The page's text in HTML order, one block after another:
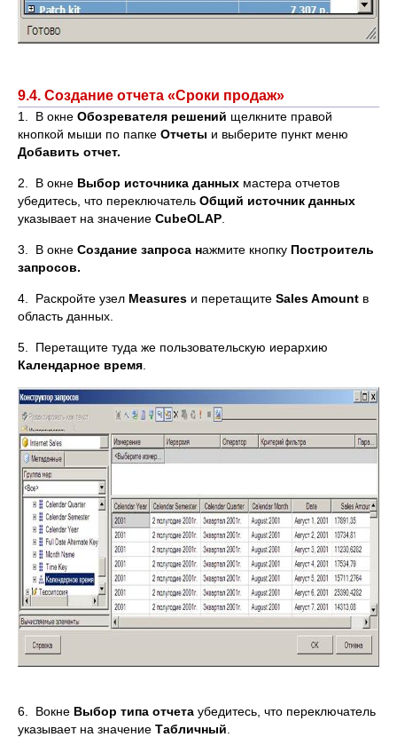
9.4. Создание отчета «Сроки продаж»
1. В окне Обозревателя решений щелкните правой
кнопкой мыши по папке Отчеты и выберите пункт меню
Добавить отчет.
2. В окне Выбор источника данных мастера отчетов
убедитесь, что переключатель Общий источник данных
указывает на значение CubeOLAP
3. В окне Создание запроса нажмите кнопку Построитель
запросов.
4. Раскройте узел Measures и перетащите Sales Amount в
область данных.
5. Перетащите туда же пользовательскую иерархию
Календарное время
6. Вокне Выбор типа отчета убедитесь, что переключатель
указывает на значение Табличный